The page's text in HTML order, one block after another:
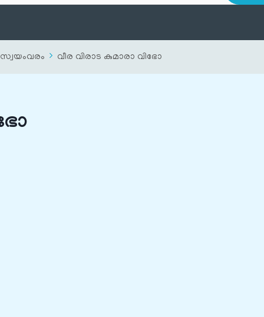
വീര വിരാട കുമാരാ വിഭോ